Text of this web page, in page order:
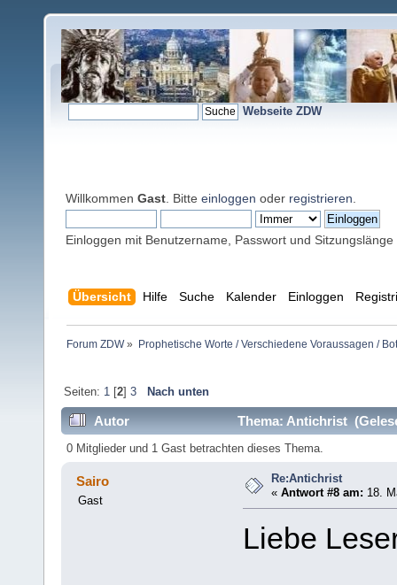
Webseite ZDW
Willkommen Gast . Bitte einloggen oder registrieren
Einloggen mit Benutzername, Passwort und Sitzungslänge
Übersicht Hilfe Suche Kalender Einloggen
Forum ZDW» Prophetische Worte / Verschiedene Voraussagen /
Seiten: 1[2] 3 Nach unten
Autor Thema: Antichrist
0 Mitglieder und 1 Gast betrachten dieses Thema.
Sairo
Gast
Re:Antichrist
«Antwort #8 am: 18.
Liebe